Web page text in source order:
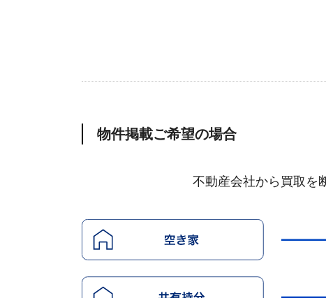
物件掲載ご希望の場合
不動産会社から買取を